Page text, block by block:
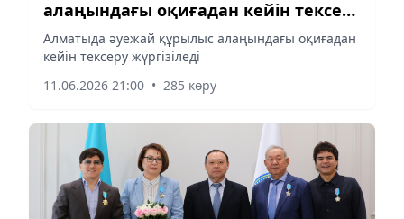
алаңындағы оқиғадан кейін тексеру
жүргізіледі
Алматыда әуежай құрылыс алаңындағы оқиғадан
кейін тексеру жүргізіледі
11.06.2026 21:00 • 285 көру